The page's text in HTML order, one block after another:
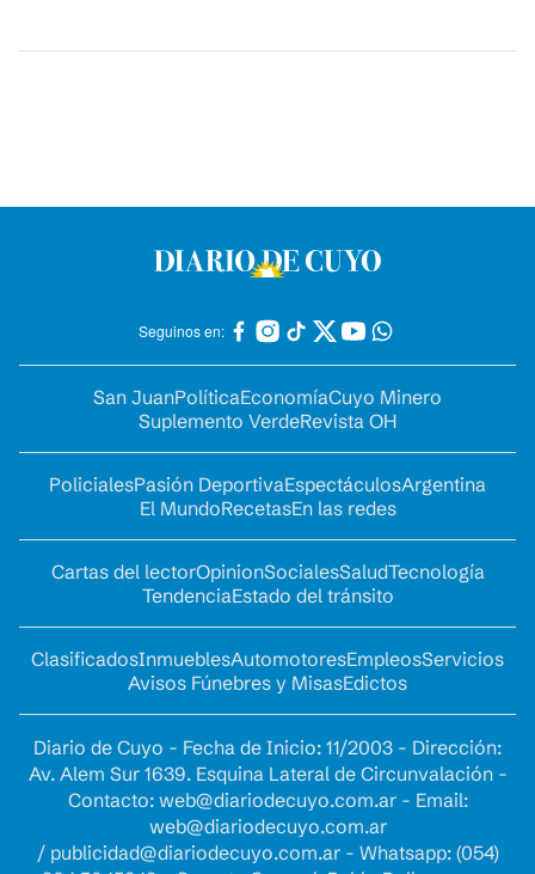
Seguinos en:
San JuanPolíticaEconomíaCuyo Minero
Suplemento VerdeRevista OH
PolicialesPasión DeportivaEspectáculosArgentina
El MundoRecetasEn las redes
Cartas del lectorOpinionSocialesSaludTecnología
TendenciaEstado del tránsito
ClasificadosInmueblesAutomotoresEmpleosServicios
Avisos Fúnebres y MisasEdictos
Diario de Cuyo - Fecha de Inicio: 11/2003 - Dirección:
Av. Alem Sur 1639. Esquina Lateral de Circunvalación -
Contacto: web@diariodecuyo.com.ar- Email:
web@diariodecuyo.com.ar
/ publicidad@diariodecuyo.com.ar- Whatsapp: (054)